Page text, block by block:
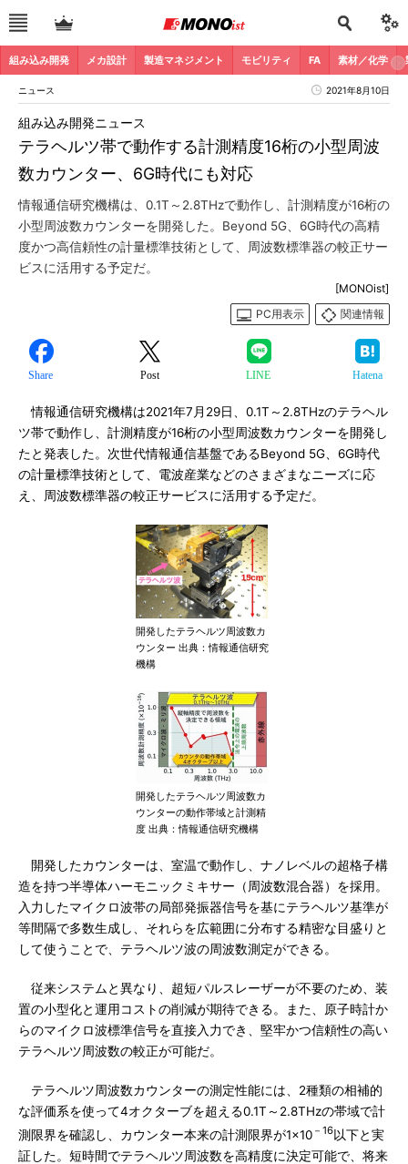
組み込み開発 メカ設計 製造マネジメント モビリティ FA 素材／化学
ニュース 2021年8月10日
テラヘルツ帯で動作する計測精度16桁の小型周波
数カウンター、6G時代にも対応
組み込み開発ニュース
情報通信研究機構は、0.1T～2.8THzで動作し、計測精度が16桁の
小型周波数カウンターを開発した。Beyond 5G、6G時代の高精
度かつ高信頼性の計量標準技術として、周波数標準器の較正サー
ビスに活用する予定だ。
[MONOist]
PC用表示
関連情報
Share Post LINE Hatena
情報通信研究機構は2021年7月29日、0.1T～2.8THzのテラヘル
ツ帯で動作し、計測精度が16桁の小型周波数カウンターを開発し
たと発表した。次世代情報通信基盤であるBeyond 5G、6G時代
の計量標準技術として、電波産業などのさまざまなニーズに応
え、周波数標準器の較正サービスに活用する予定だ。
開発したテラヘルツ周波数カ
ウンター 出典：情報通信研究
機構
開発したテラヘルツ周波数カ
ウンターの動作帯域と計測精
度 出典：情報通信研究機構
開発したカウンターは、室温で動作し、ナノレベルの超格子構
造を持つ半導体ハーモニックミキサー（周波数混合器）を採用。
入力したマイクロ波帯の局部発振器信号を基にテラヘルツ基準が
等間隔で多数生成し、それらを広範囲に分布する精密な目盛りと
して使うことで、テラヘルツ波の周波数測定ができる。
従来システムと異なり、超短パルスレーザーが不要のため、装
置の小型化と運用コストの削減が期待できる。また、原子時計か
らのマイクロ波標準信号を直接入力でき、堅牢かつ信頼性の高い
テラヘルツ周波数の較正が可能だ。
テラヘルツ周波数カウンターの測定性能には、2種類の相補的
な評価系を使って4オクターブを超える0.1T～2.8THzの帯域で計
測限界を確認し、カウンター本来の計測限界が1×10 －16以下と実
証した。短時間でテラヘルツ周波数を高精度に決定可能で、将来